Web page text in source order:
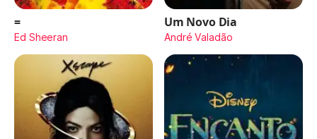
=
Ed Sheeran
Um Novo Dia
André Valadão